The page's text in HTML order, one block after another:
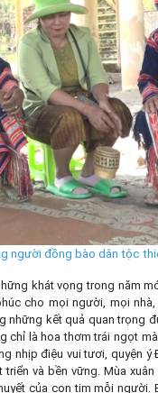
người đồng bào dân tộc
khát vọng trong năm
cho mọi người, mọi
những kết quả quan trọng
chỉ là hoa thơm trái ngọt
nhịp điệu vui tươi, quyện
và bền vững. Mùa
của con tim mỗi